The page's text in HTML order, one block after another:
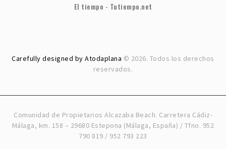
El tiempo - Tutiempo.net
Carefully designed by Atodaplana © 2026. Todos los derechos
reservados.
Comunidad de Propietarios Alcazaba Beach. Carretera Cádiz-
Málaga, km. 158 – 29680 Estepona (Málaga, España) / Tfno. 952
790 819 / 952 793 223